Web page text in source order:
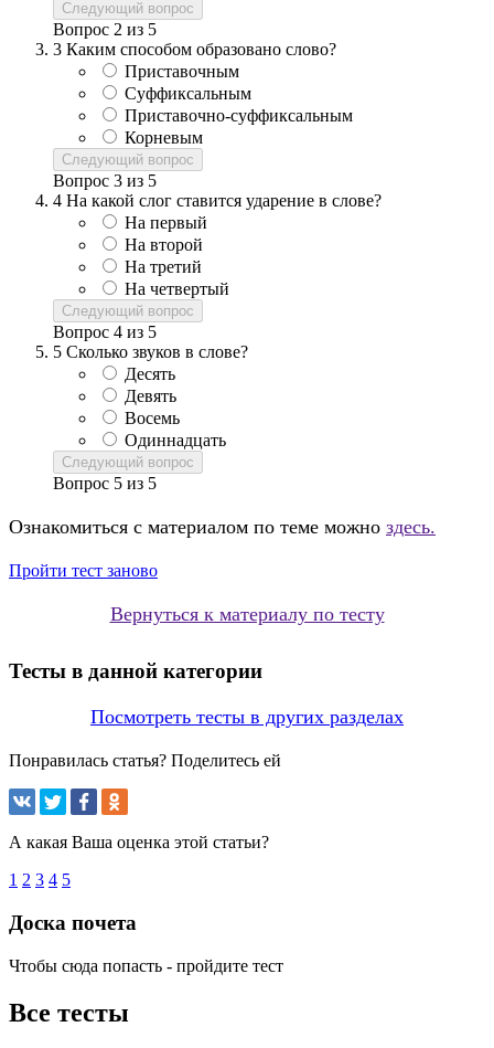
Следующий вопрос
Вопрос 2 из 5
3 Каким способом образовано слово?
Приставочным
Суффиксальным
Приставочно-суффиксальным
Корневым
Следующий вопрос
Вопрос 3 из 5
4 На какой слог ставится ударение в слове?
На первый
На второй
На третий
На четвертый
Следующий вопрос
Вопрос 4 из 5
5 Сколько звуков в слове?
Десять
Девять
Восемь
Одиннадцать
Следующий вопрос
Вопрос 5 из 5
Ознакомиться с материалом по теме можно здесь.
Пройти тест заново
Вернуться к материалу по тесту
Тесты в данной категории
Посмотреть тесты в других разделах
Понравилась статья? Поделитесь ей
А какая Ваша оценка этой статьи?
1 2 3 4 5
Доска почета
Чтобы сюда попасть - пройдите тест
Все тесты